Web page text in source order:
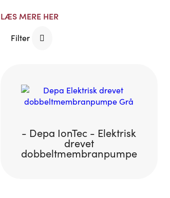
LÆS MERE HER
Filter
- Depa IonTec - Elektrisk
drevet
dobbeltmembranpumpe